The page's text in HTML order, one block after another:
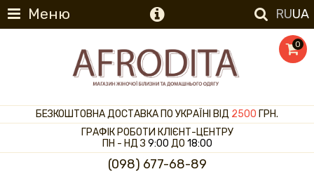
Меню RUUA
0
БЕЗКОШТОВНА ДОСТАВКА ПО УКРАЇНІ ВІД 2500 ГРН.
ГРАФІК РОБОТИ КЛІЄНТ-ЦЕНТРУ
ПН - НД З 9:00 ДО 18:00
(098) 677-68-89